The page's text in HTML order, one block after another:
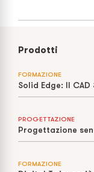
Prodotti
FORMAZIONE
PROGETTAZIONE
FORMAZIONE